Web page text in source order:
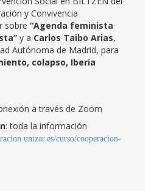
y Convivencia
sobre “Agenda feminista
y a Carlos Taibo Arias,
Autónoma de Madrid, para
colapso, Iberia
a través de Zoom
: toda la información
curso/cooperacion-